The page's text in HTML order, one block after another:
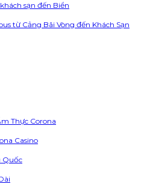
sạn đến Biển
từ Cảng Bãi Vòng đến Khách Sạn
Thực Corona
Casino
Quốc